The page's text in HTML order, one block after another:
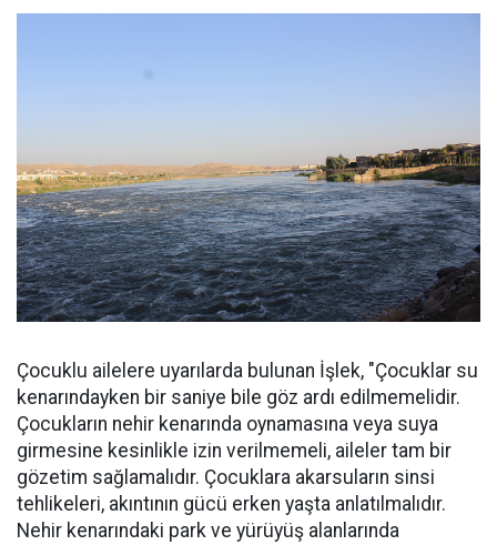
Çocuklu ailelere uyarılarda bulunan İşlek, "Çocuklar su
kenarındayken bir saniye bile göz ardı edilmemelidir.
Çocukların nehir kenarında oynamasına veya suya
girmesine kesinlikle izin verilmemeli, aileler tam bir
gözetim sağlamalıdır. Çocuklara akarsuların sinsi
tehlikeleri, akıntının gücü erken yaşta anlatılmalıdır.
Nehir kenarındaki park ve yürüyüş alanlarında